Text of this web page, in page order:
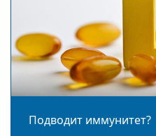
Подводит иммунитет?